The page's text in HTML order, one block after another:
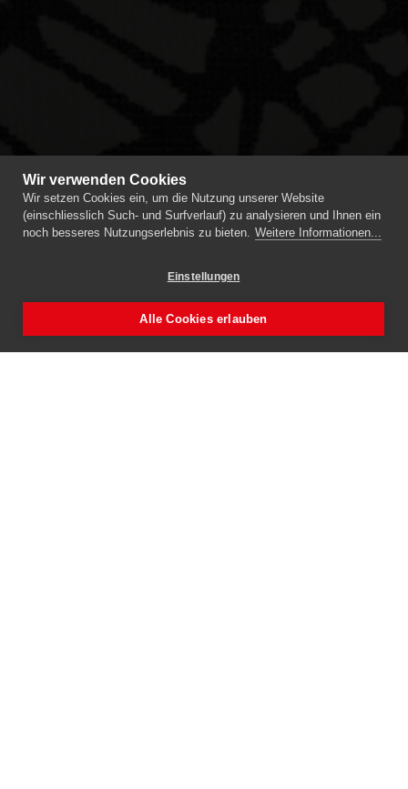
Wir verwenden Cookies
Wir setzen Cookies ein, um die Nutzung unserer Website
(einschliesslich Such- und Surfverlauf) zu analysieren und Ihnen ein
noch besseres Nutzungserlebnis zu bieten. Weitere Informationen...
Einstellungen
Alle Cookies erlauben